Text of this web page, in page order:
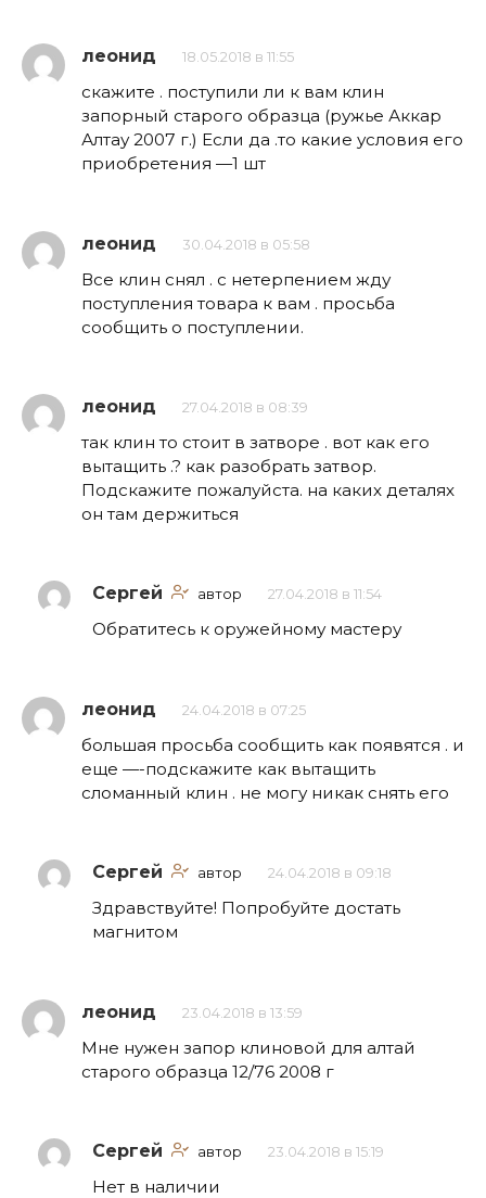
леонид 18.05.2018 в 11:55
скажите . поступили ли к вам клин
запорный старого образца (ружье Аккар
Алтау 2007 г.) Если да .то какие условия его
приобретения —1 шт
леонид 30.04.2018 в 05:58
Все клин снял . с нетерпением жду
поступления товара к вам . просьба
сообщить о поступлении.
леонид 27.04.2018 в 08:39
так клин то стоит в затворе . вот как его
вытащить .? как разобрать затвор.
Подскажите пожалуйста. на каких деталях
он там держиться
Сергей автор 27.04.2018 в 11:54
Обратитесь к оружейному мастеру
леонид 24.04.2018 в 07:25
большая просьба сообщить как появятся . и
еще —-подскажите как вытащить
сломанный клин . не могу никак снять его
Сергей автор 24.04.2018 в 09:18
Здравствуйте! Попробуйте достать
магнитом
леонид 23.04.2018 в 13:59
Мне нужен запор клиновой для алтай
старого образца 12/76 2008 г
Сергей автор 23.04.2018 в 15:19
Нет в наличии